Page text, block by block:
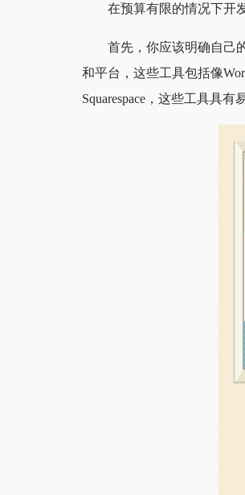
在预算有限的情况下开
首先，你应该明确自己
和平台，这些工具包括像
Squarespace，这些工具具